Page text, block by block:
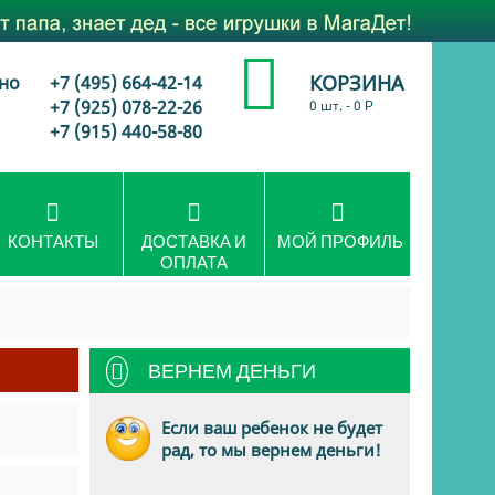
+7 (495) 664-42-14
+7 (925) 078-22-26
+7 (915) 440-58-80
КОРЗИНА
0 шт.-0 Р
КОНТАКТЫ
ДОСТАВКА И
ОПЛАТА
МОЙ ПРОФИЛЬ
ВЕРНЕМ ДЕНЬГИ
Если ваш ребенок не будет
рад, то мы вернем деньги!